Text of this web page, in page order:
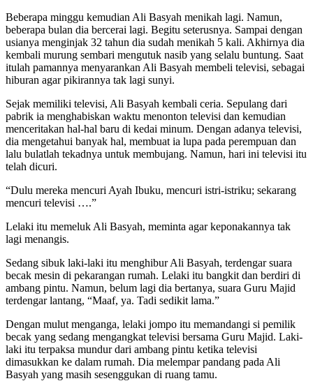
Beberapa minggu kemudian Ali Basyah menikah lagi. Namun,
beberapa bulan dia bercerai lagi. Begitu seterusnya. Sampai dengan
usianya menginjak 32 tahun dia sudah menikah 5 kali. Akhirnya dia
kembali murung sembari mengutuk nasib yang selalu buntung. Saat
itulah pamannya menyarankan Ali Basyah membeli televisi, sebagai
hiburan agar pikirannya tak lagi sunyi.
Sejak memiliki televisi, Ali Basyah kembali ceria. Sepulang dari
pabrik ia menghabiskan waktu menonton televisi dan kemudian
menceritakan hal-hal baru di kedai minum. Dengan adanya televisi,
dia mengetahui banyak hal, membuat ia lupa pada perempuan dan
lalu bulatlah tekadnya untuk membujang. Namun, hari ini televisi itu
telah dicuri.
“Dulu mereka mencuri Ayah Ibuku, mencuri istri-istriku; sekarang
mencuri televisi ….”
Lelaki itu memeluk Ali Basyah, meminta agar keponakannya tak
lagi menangis.
Sedang sibuk laki-laki itu menghibur Ali Basyah, terdengar suara
becak mesin di pekarangan rumah. Lelaki itu bangkit dan berdiri di
ambang pintu. Namun, belum lagi dia bertanya, suara Guru Majid
terdengar lantang, “Maaf, ya. Tadi sedikit lama.”
Dengan mulut menganga, lelaki jompo itu memandangi si pemilik
becak yang sedang mengangkat televisi bersama Guru Majid. Laki-
laki itu terpaksa mundur dari ambang pintu ketika televisi
dimasukkan ke dalam rumah. Dia melempar pandang pada Ali
Basyah yang masih sesenggukan di ruang tamu.